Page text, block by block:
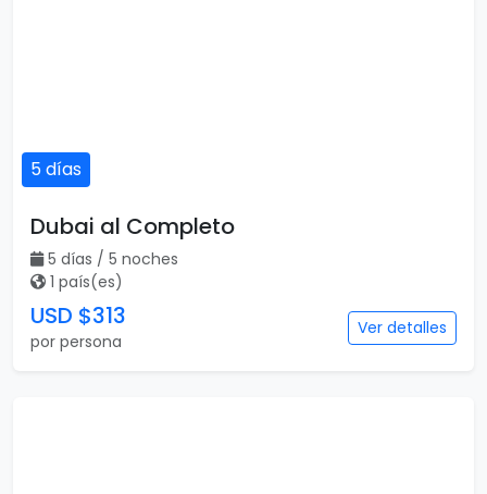
5 días
Dubai al Completo
5 días / 5 noches
1 país(es)
USD $313
por persona
Ver detalles